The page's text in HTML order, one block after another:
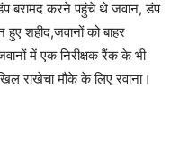
बरामद करने पहुंचे थे जवान, डंप
शहीद,जवानों को बाहर
में एक निरीक्षक रैंक के भी
राखेचा मौके के लिए रवाना।